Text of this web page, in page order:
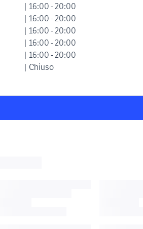
| 16:00 - 20:00
| 16:00 - 20:00
| 16:00 - 20:00
| 16:00 - 20:00
| 16:00 - 20:00
| Chiuso